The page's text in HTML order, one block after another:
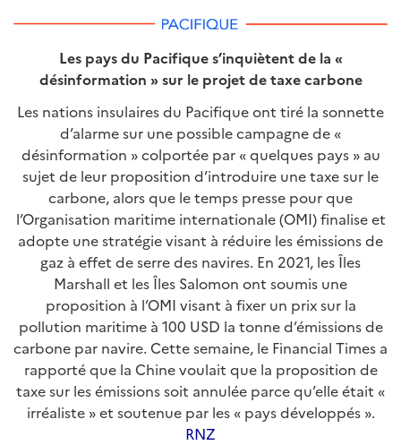
Les pays du Pacifique s’inquiètent de la «
désinformation » sur le projet de taxe carbone
Les nations insulaires du Pacifique ont tiré la sonnette
d’alarme sur une possible campagne de «
désinformation » colportée par « quelques pays » au
sujet de leur proposition d’introduire une taxe sur le
carbone, alors que le temps presse pour que
l’Organisation maritime internationale (OMI) finalise et
adopte une stratégie visant à réduire les émissions de
gaz à effet de serre des navires. En 2021, les Îles
Marshall et les Îles Salomon ont soumis une
proposition à l’OMI visant à fixer un prix sur la
pollution maritime à 100 USD la tonne d’émissions de
carbone par navire. Cette semaine, le Financial Times a
rapporté que la Chine voulait que la proposition de
taxe sur les émissions soit annulée parce qu’elle était «
irréaliste » et soutenue par les « pays développés ».
RNZ